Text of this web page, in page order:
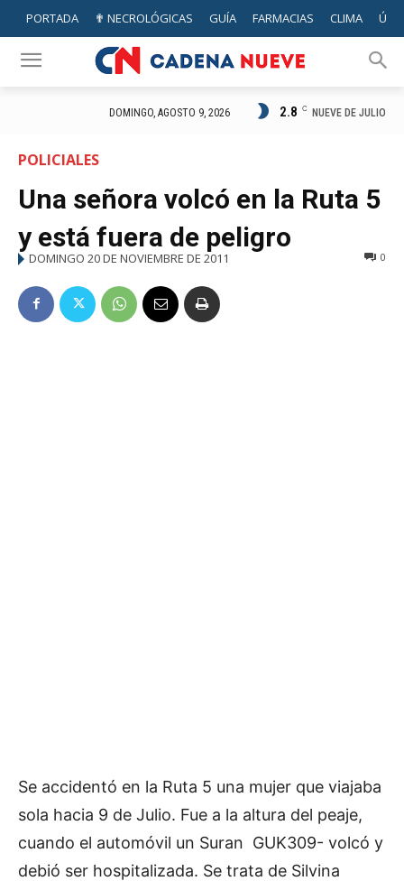
PORTADA ✟ NECROLÓGICAS GUÍA FARMACIAS CLIMA
DOMINGO, AGOSTO 9, 2026 2.8 C NUEVE DE JULIO
POLICIALES
Una señora volcó en la Ruta 5
y está fuera de peligro
DOMINGO 20 DE NOVIEMBRE DE 2011 0
Se accidentó en la Ruta 5 una mujer que viajaba
sola hacia 9 de Julio. Fue a la altura del peaje,
cuando el automóvil un Suran GUK309- volcó y
debió ser hospitalizada. Se trata de Silvina